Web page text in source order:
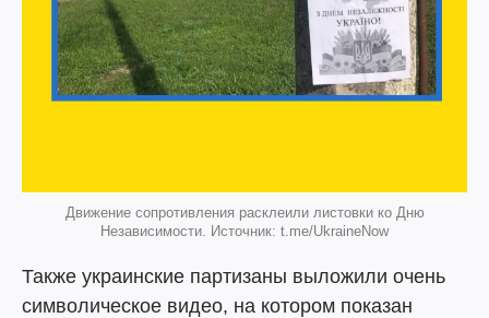
Движение сопротивления расклеили листовки ко Дню
Независимости. Источник: t.me/UkraineNow
Также украинские партизаны выложили очень
символическое видео, на котором показан